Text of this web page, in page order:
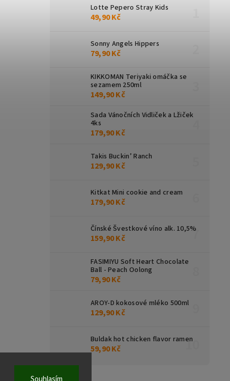
Lotte Pepero Stray Kids
49,90 Kč
Sonny Angels Hippers
79,90 Kč
KIKKOMAN Teriyaki omáčka se
sezamem 250ml
149,90 Kč
Sada Vánočních Vidliček a Lžiček
4ks
179,90 Kč
Takis Buckin’ Ranch
129,90 Kč
Kitkat Mini cookie and cream
179,90 Kč
Čínské Švestkové víno alk. 10,5%
159,90 Kč
FASIMIYU Soft Heart Chocolate
Ball - Peach Oolong
79,90 Kč
AROY-D kokosové mléko 500ml
129,90 Kč
Buldak hot chicken flavor ramen
59,90 Kč